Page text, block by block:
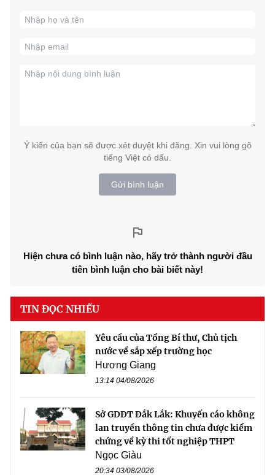
Ý kiến của bạn sẽ được xét duyệt khi đăng. Xin vui lòng gõ
tiếng Việt có dấu.
Gửi bình luận
Hiện chưa có bình luận nào, hãy trở thành người đầu
tiên bình luận cho bài biết này!
TIN ĐỌC NHIỀU
Yêu cầu của Tổng Bí thư, Chủ tịch
nước về sắp xếp trường học
Hương Giang
13:14 04/08/2026
Sở GDĐT Đắk Lắk: Khuyến cáo không
lan truyền thông tin chưa được kiểm
chứng về kỳ thi tốt nghiệp THPT
Ngọc Giàu
20:34 03/08/2026